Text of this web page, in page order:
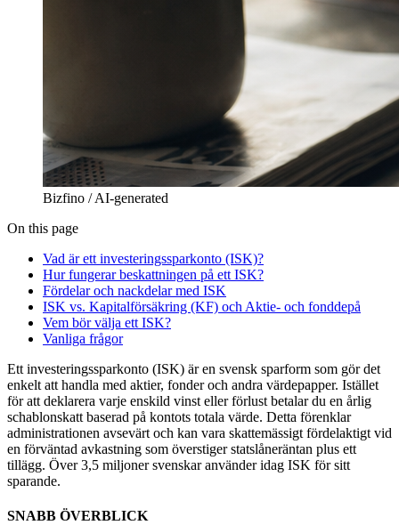
Bizfino / AI-generated
On this page
Vad är ett investeringssparkonto (ISK)?
Hur fungerar beskattningen på ett ISK?
Fördelar och nackdelar med ISK
ISK vs. Kapitalförsäkring (KF) och Aktie- och fonddepå
Vem bör välja ett ISK?
Vanliga frågor
Ett investeringssparkonto (ISK) är en svensk sparform som gör det
enkelt att handla med aktier, fonder och andra värdepapper. Istället
för att deklarera varje enskild vinst eller förlust betalar du en årlig
schablonskatt baserad på kontots totala värde. Detta förenklar
administrationen avsevärt och kan vara skattemässigt fördelaktigt vid
en förväntad avkastning som överstiger statslåneräntan plus ett
tillägg. Över 3,5 miljoner svenskar använder idag ISK för sitt
sparande.
SNABB ÖVERBLICK